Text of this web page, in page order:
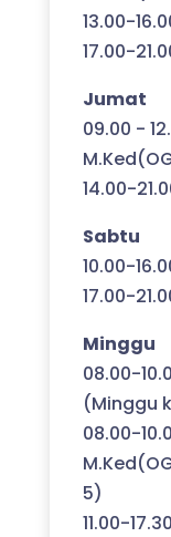
13.00-
17.00-
Jumat
09.00 -
14.00-
Sabtu
10.00-
17.00-
Minggu
08.00-
(Minggu
08.00-
5)
11.00-